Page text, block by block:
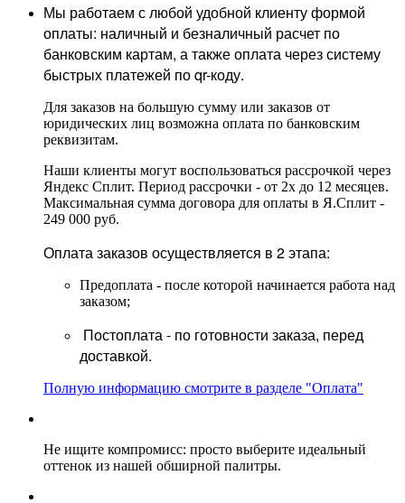
Мы работаем с любой удобной клиенту формой
оплаты: наличный и безналичный расчет по
банковским картам, а также оплата через систему
быстрых платежей по qr-коду.
Для заказов на большую сумму или заказов от
юридических лиц возможна оплата по банковским
реквизитам.
Наши клиенты могут воспользоваться рассрочкой через
Яндекс Сплит. Период рассрочки - от 2х до 12 месяцев.
Максимальная сумма договора для оплаты в Я.Сплит -
249 000 руб.
Оплата заказов осуществляется в 2 этапа:
Предоплата - после которой начинается работа над
заказом;
Постоплата - по готовности заказа, перед
доставкой.
Полную информацию смотрите в разделе "Оплата"
Не ищите компромисс: просто выберите идеальный
оттенок из нашей обширной палитры.